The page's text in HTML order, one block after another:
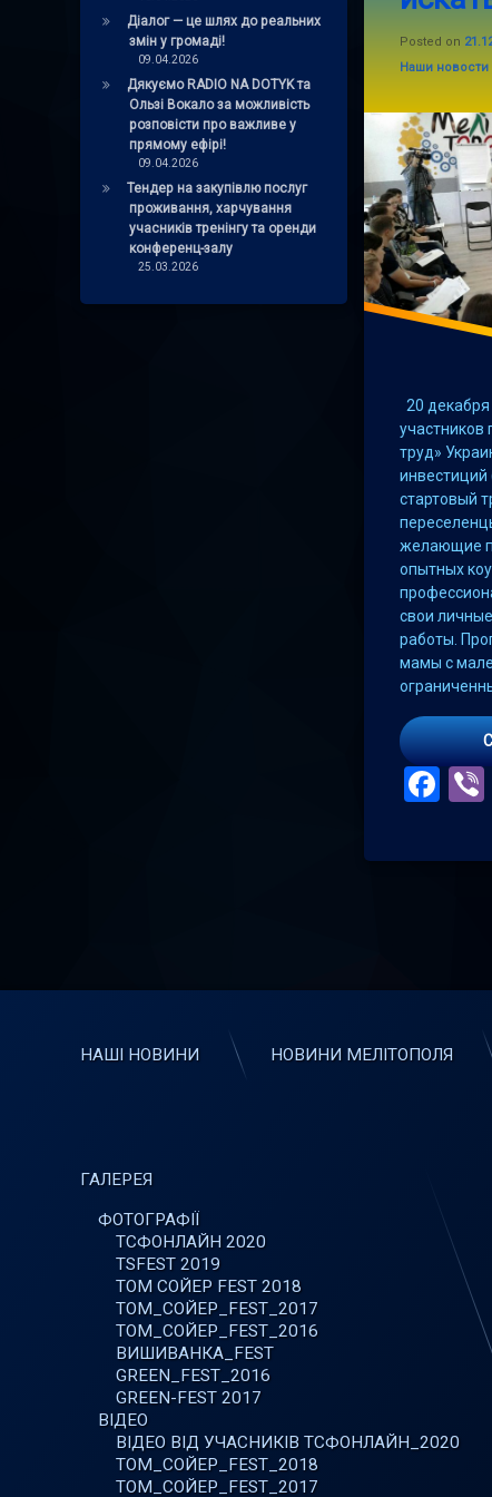
Posted on
Categories:
Наши новости
20
труд»
стартовый
желающие
опытных
свои
работы.
мамы с
патриот
Діалог — це шлях до реальних
змін у громаді!
09.04.2026
Дякуємо RADIO NA DOTYK та
Ользі Вокало за можливість
розповісти про важливе у
прямому ефірі!
09.04.2026
Тендер на закупівлю послуг
проживання, харчування
учасників тренінгу та оренди
конференц-залу
25.03.2026
НАШІ НОВИНИ НОВИНИ МЕЛІТОПОЛЯ
ГАЛЕРЕЯ
ФОТОГРАФІЇ
ТСФОНЛАЙН 2020
TSFEST 2019
ТОМ СОЙЕР FEST 2018
ТОМ_СОЙЕР_FEST_2017
ТОМ_СОЙЕР_FEST_2016
ВИШИВАНКА_FEST
GREEN_FEST_2016
GREEN-FEST 2017
ВІДЕО
ВІДЕО ВІД УЧАСНИКІВ ТСФОНЛАЙН_2020
ТОМ_СОЙЕР_FEST_2018
ТОМ_СОЙЕР_FEST_2017